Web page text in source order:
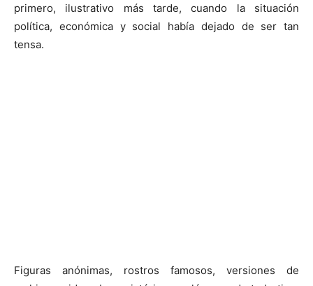
primero, ilustrativo más tarde, cuando la situación
política, económica y social había dejado de ser tan
tensa.
Figuras anónimas, rostros famosos, versiones de